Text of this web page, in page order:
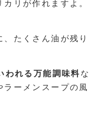
カリが作れますよ。
たくさん油が残り
われる万能調味料な
ラーメンスープの風